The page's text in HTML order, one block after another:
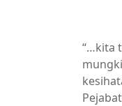
“…kita